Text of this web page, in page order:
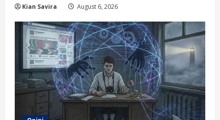
Kian Savira August 6, 2026